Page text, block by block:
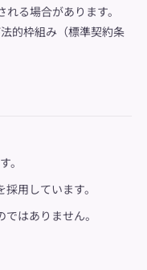
る場合があります。
的枠組み（標準契約条
。
用しています。
はありません。